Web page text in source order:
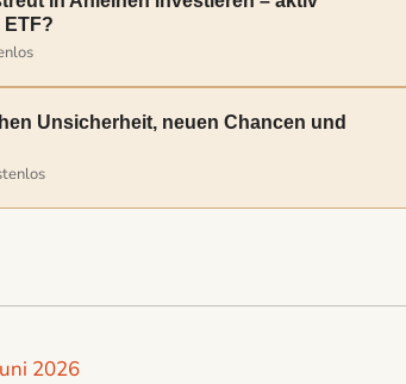
Unsicherheit, neuen Chancen und
2026